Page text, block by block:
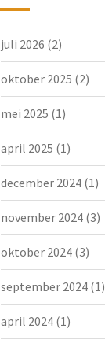
juli 2026 (2)
oktober 2025 (2)
mei 2025 (1)
april 2025 (1)
december 2024(1)
november 2024(3)
oktober 2024(3)
september 2024(1)
april 2024(1)